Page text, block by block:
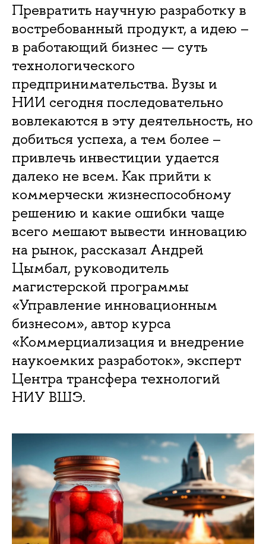
Превратить научную разработку в
востребованный продукт, а идею –
в работающий бизнес — суть
технологического
предпринимательства. Вузы и
НИИ сегодня последовательно
вовлекаются в эту деятельность, но
добиться успеха, а тем более –
привлечь инвестиции удается
далеко не всем. Как прийти к
коммерчески жизнеспособному
решению и какие ошибки чаще
всего мешают вывести инновацию
на рынок, рассказал Андрей
Цымбал, руководитель
магистерской программы
«Управление инновационным
бизнесом», автор курса
«Коммерциализация и внедрение
наукоемких разработок», эксперт
Центра трансфера технологий
НИУ ВШЭ.